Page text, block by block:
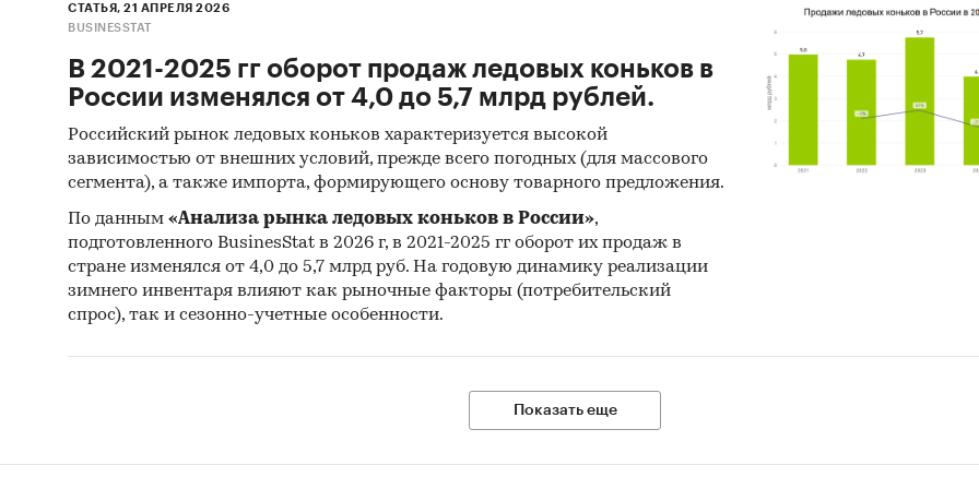
Ювелирные изделия и часы
Потребительские товары / Спортивные товары
СТАТЬЯ, 21 АПРЕЛЯ 2026
BUSINESSTAT
В 2021-2025 гг оборот продаж ледовых коньков в
России изменялся от 4,0 до 5,7 млрд рублей.
Российский рынок ледовых коньков характеризуется высокой
зависимостью от внешних условий, прежде всего погодных (для массового
сегмента), а также импорта, формирующего основу товарного предложения.
По данным «Анализа рынка ледовых коньков в России»,
подготовленного BusinesStat в 2026 г, в 2021-2025 гг оборот их продаж в
стране изменялся от 4,0 до 5,7 млрд руб. На годовую динамику реализации
зимнего инвентаря влияют как рыночные факторы (потребительский
спрос), так и сезонно-учетные особенности.
Показать еще